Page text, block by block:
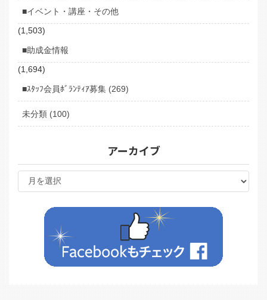
■イベント・講座・その他
(1,503)
■助成金情報
(1,694)
■ｽﾀｯﾌ会員ﾎﾞﾗﾝﾃｨｱ募集 (269)
未分類 (100)
アーカイブ